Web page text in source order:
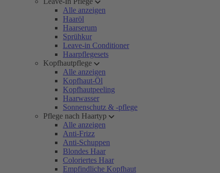
Alle anzeigen
Haaröl
Haarserum
Sprühkur
Leave-in Conditioner
Haarpflegesets
Kopfhautpflege
Alle anzeigen
Kopfhaut-Öl
Kopfhautpeeling
Haarwasser
Sonnenschutz & -pflege
Pflege nach Haartyp
Alle anzeigen
Anti-Frizz
Anti-Schuppen
Blondes Haar
Coloriertes Haar
Empfindliche Kopfhaut